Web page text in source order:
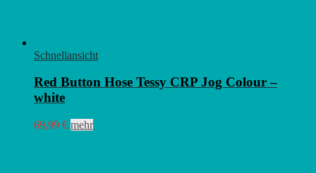
Schnellansicht
Red Button Hose Tessy CRP Jog Colour –
white
69,99 € mehrDieses